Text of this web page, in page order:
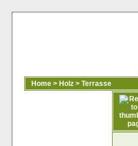
Home > Holz > Terrasse